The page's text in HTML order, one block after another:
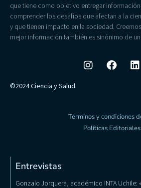
que tiene como objetivo entregar
comprender los desafíos que afectan a la
y que tienen impacto en la sociedad.
mejor información también es sinónimo de
©2024 Ciencia y Salud
Términos y condiciones
Políticas Editoriales
Entrevistas
Gonzalo Jorquera, académico INTA Uchile: